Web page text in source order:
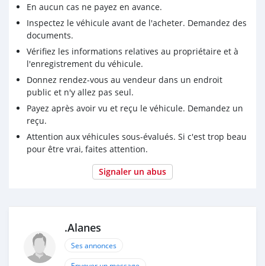
En aucun cas ne payez en avance.
Inspectez le véhicule avant de l'acheter. Demandez des
documents.
Vérifiez les informations relatives au propriétaire et à
l'enregistrement du véhicule.
Donnez rendez-vous au vendeur dans un endroit
public et n'y allez pas seul.
Payez après avoir vu et reçu le véhicule. Demandez un
reçu.
Attention aux véhicules sous-évalués. Si c'est trop beau
pour être vrai, faites attention.
Signaler un abus
.Alanes
Ses annonces